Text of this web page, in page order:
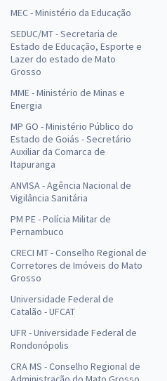
MEC - Ministério da Educação
SEDUC/MT - Secretaria de
Estado de Educação, Esporte e
Lazer do estado de Mato
Grosso
MME - Ministério de Minas e
Energia
MP GO - Ministério Público do
Estado de Goiás - Secretário
Auxiliar da Comarca de
Itapuranga
ANVISA - Agência Nacional de
Vigilância Sanitária
PM PE - Polícia Militar de
Pernambuco
CRECI MT - Conselho Regional de
Corretores de Imóveis do Mato
Grosso
Universidade Federal de
Catalão - UFCAT
UFR - Universidade Federal de
Rondonópolis
CRA MS - Conselho Regional de